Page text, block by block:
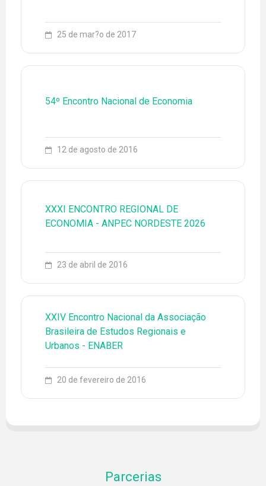
EQUIPE
FONTES DE PESQUISA
PROJETOS
25 de mar?o de 2017
54º Encontro Nacional de Economia
12 de agosto de 2016
XXXI ENCONTRO REGIONAL DE
ECONOMIA - ANPEC NORDESTE 2026
23 de abril de 2016
XXIV Encontro Nacional da Associação
Brasileira de Estudos Regionais e
Urbanos - ENABER
20 de fevereiro de 2016
Parcerias